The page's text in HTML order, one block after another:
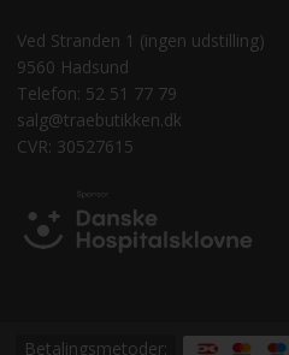
Ved Stranden 1 (ingen udstilling)
9560 Hadsund
Telefon: 52 51 77 79
salg@traebutikken.dk
CVR: 30527615
Betalingsmetoder: